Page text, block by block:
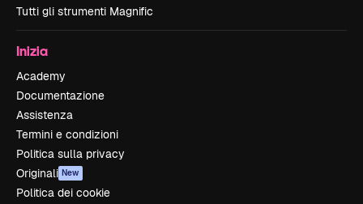
Tutti gli strumenti Magnific
Inizia
Academy
Documentazione
Assistenza
Termini e condizioni
Politica sulla privacy
Originali New
Politica dei cookie